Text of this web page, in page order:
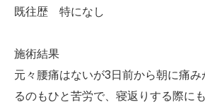
既往歴 特になし
施術結果
元々腰痛はないが3日前から朝に痛
るのもひと苦労で、寝返りする際に